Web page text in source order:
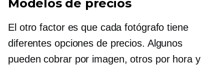
Modelos de precios
El otro factor es que cada fotógrafo tiene
diferentes opciones de precios. Algunos
pueden cobrar por imagen, otros por hora y